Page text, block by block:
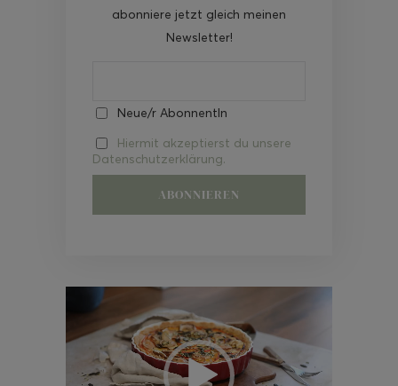
abonniere jetzt gleich meinen
Newsletter!
Neue/r AbonnentIn
Hiermit akzeptierst du unsere
Datenschutzerklärung.
Video-